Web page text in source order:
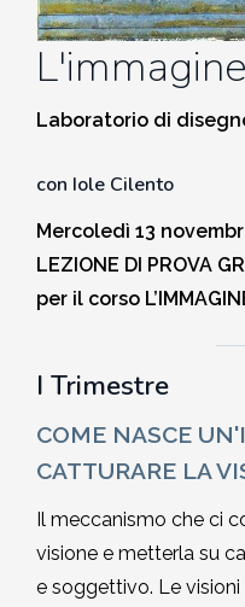
Laboratorio di
con Iole Cilento
Mercoledì 13
LEZIONE DI PROVA
per il corso
I Trimestre
COME NASCE
CATTURARE LA
Il meccanismo che ci
visione e metterla su
e soggettivo. Le
2010-2011
2007-2008
2006-2007
2004-2005
Storia: 2015
Storia: 2010